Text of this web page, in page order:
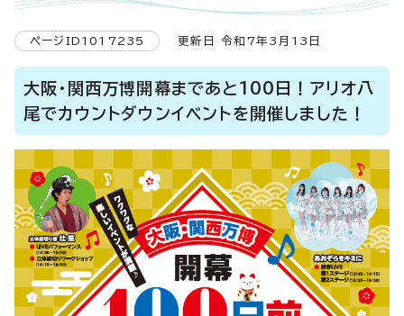
ページID1017235 更新日 令和7年3月13日
大阪・関西万博開幕まであと100日！アリオ八
尾でカウントダウンイベントを開催しました！